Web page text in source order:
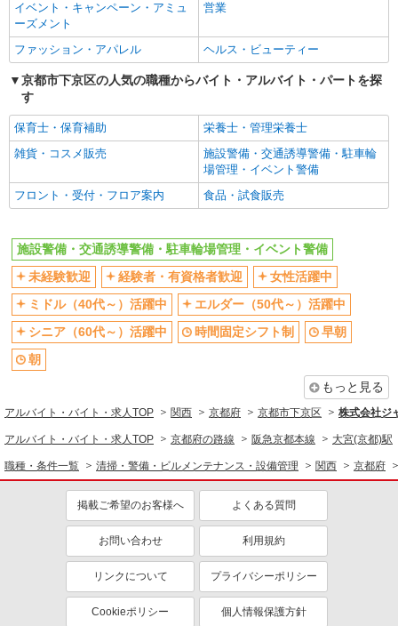
時間固定シフト制
早朝
朝
昼
夕方
夜
深夜
バイク通勤OK
自転車通勤OK
副業・WワークOK
社会保険あり
社宅・寮あり
社割・特典あり
制服貸与
社員登用あり
同じ職種から求人を探す
清掃・警備・ビルメンテナンス・設備管理
施設警備・交通誘導警備・駐車輪場管理・イベント警備
同じ特徴から求人を探す
未経験歓迎
社会保険あり
社宅・寮あり
社員登用あり
イベント・キャンペーン・アミュ
ーズメント
営業
ファッション・アパレル ヘルス・ビューティー
京都市下京区の人気の職種からバイト・アルバイト・パートを探
す
保育士・保育補助
栄養士・管理栄養士
雑貨・コスメ販売
施設警備・交通誘導警備・駐車輪
場管理・イベント警備
フロント・受付・フロア案内
食品・試食販売
施設警備・交通誘導警備・駐車輪場管理・イベント警備
未経験歓迎
経験者・有資格者歓迎
女性活躍中
ミドル（40代～）活躍中
エルダー（50代～）活躍中
シニア（60代～）活躍中
時間固定シフト制
早朝
朝
もっと見る
アルバイト・バイト・求人TOP 関西 京都府 京都市下京区 株式会社ジ
アルバイト・バイト・求人TOP 京都府の路線 阪急京都本線 大宮(京都)駅
職種・条件一覧 清掃・警備・ビルメンテナンス・設備管理 関西 京都府
掲載ご希望のお客様へ よくある質問
お問い合わせ 利用規約
リンクについて プライバシーポリシー
Cookieポリシー 個人情報保護方針